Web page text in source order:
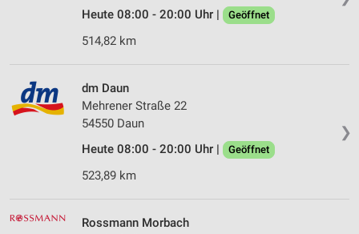
Heute 08:00 - 20:00 Uhr |
Geöffnet
514,82 km
❯
dm Daun
Mehrener Straße 22
54550 Daun
Heute 08:00 - 20:00 Uhr |
Geöffnet
523,89 km
Rossmann Morbach